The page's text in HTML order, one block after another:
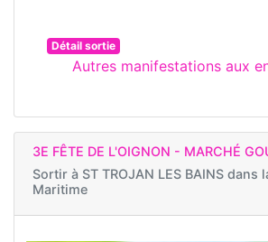
Détail sortie
Autres manifestations aux
3E FÊTE DE L'OIGNON - MARCHÉ
Sortir à ST TROJAN LES BAINS dans
Maritime